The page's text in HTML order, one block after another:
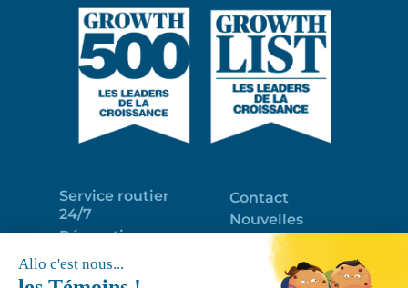
Service routier
24/7
Réparations
Programme
d’entretien
Contact
Nouvelles
Portail clients
Emploi